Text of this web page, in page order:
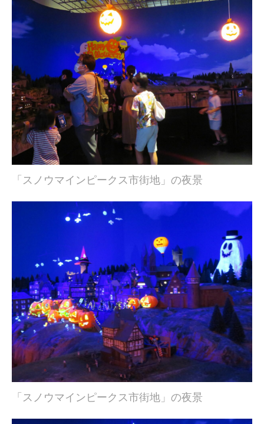
「スノウマインピークス市街地」の夜景
「スノウマインピークス市街地」の夜景